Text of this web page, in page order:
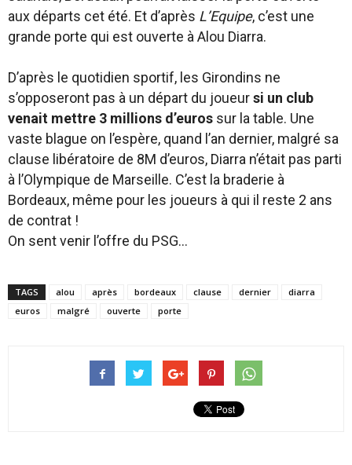
aux départs cet été. Et d’après L’Equipe, c’est une
grande porte qui est ouverte à Alou Diarra.
D’après le quotidien sportif, les Girondins ne
s’opposeront pas à un départ du joueursi un club
venait mettre 3 millions d’euros sur la table. Une
vaste blague on l’espère, quand l’an dernier, malgré sa
clause libératoire de 8M d’euros, Diarra n’était pas parti
à l’Olympique de Marseille. C’est la braderie à
Bordeaux, même pour les joueurs à qui il reste 2 ans
de contrat !
On sent venir l’offre du PSG…
TAGS alou après bordeaux clause dernier
diarra
euros
malgré ouverte porte